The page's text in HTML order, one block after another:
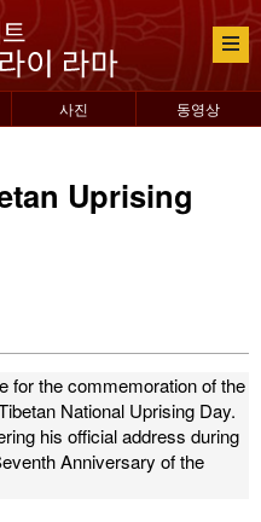
사진 동영상
Uprising
for the commemoration of the
National Uprising Day.
his official address during
Anniversary of the